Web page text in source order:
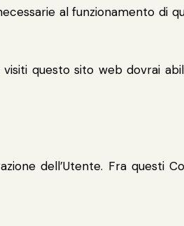
al funzionamento di
questo sito web dovrai
dell’Utente. Fra questi